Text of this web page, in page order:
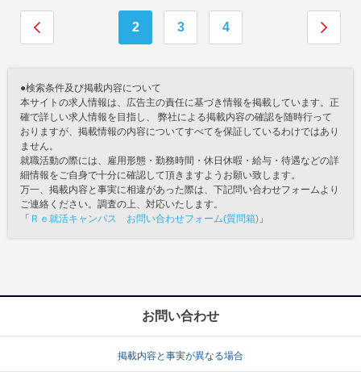
2 3 4
●検索条件及び掲載内容について
本サイトの求人情報は、広告主の責任に基づき情報を掲載しています。正
確で詳しい求人情報を目指し、 弊社による掲載内容の確認を随時行って
おりますが、掲載情報の内容についてすべてを保証しているわけではあり
ません。
就職活動の際には、雇用形態・勤務時間・休日休暇・給与・待遇などの詳
細情報をご自身で十分に確認して頂きますようお願い致します。
万一、掲載内容と事実に相違があった際は、下記問い合わせフォームより
ご連絡ください。調査の上、対応いたします。
「 Ｒｅ就活キャンパス お問い合わせフォーム(質問箱) 」
お問い合わせ
掲載内容と事実が異なる場合